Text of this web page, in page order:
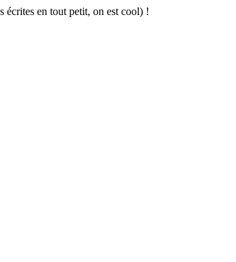
écrites en tout petit, on est cool) !